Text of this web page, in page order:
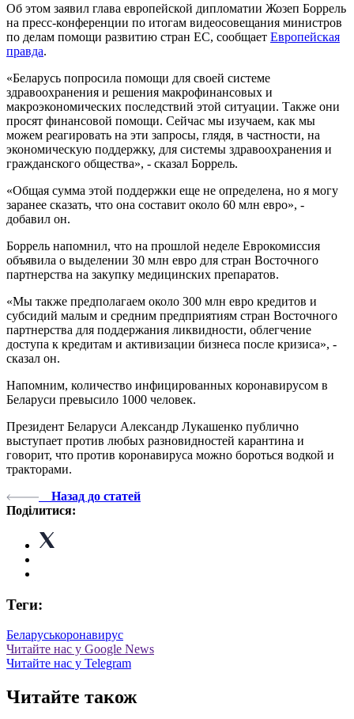
Об этом заявил глава европейской дипломатии Жозеп Боррель
на пресс-конференции по итогам видеосовещания министров
по делам помощи развитию стран ЕС, сообщает Европейская
правда.
«Беларусь попросила помощи для своей системе
здравоохранения и решения макрофинансовых и
макроэкономических последствий этой ситуации. Также они
просят финансовой помощи. Сейчас мы изучаем, как мы
можем реагировать на эти запросы, глядя, в частности, на
экономическую поддержку, для системы здравоохранения и
гражданского общества», - сказал Боррель.
«Общая сумма этой поддержки еще не определена, но я могу
заранее сказать, что она составит около 60 млн евро», -
добавил он.
Боррель напомнил, что на прошлой неделе Еврокомиссия
объявила о выделении 30 млн евро для стран Восточного
партнерства на закупку медицинских препаратов.
«Мы также предполагаем около 300 млн евро кредитов и
субсидий малым и средним предприятиям стран Восточного
партнерства для поддержания ликвидности, облегчение
доступа к кредитам и активизации бизнеса после кризиса», -
сказал он.
Напомним, количество инфицированных коронавирусом в
Беларуси превысило 1000 человек.
Президент Беларуси Александр Лукашенко публично
выступает против любых разновидностей карантина и
говорит, что против коронавируса можно бороться водкой и
тракторами.
Назад до статей
Поділитися:
Теги:
Беларуськоронавирус
Читайте нас у Google News
Читайте нас у Telegram
Читайте також